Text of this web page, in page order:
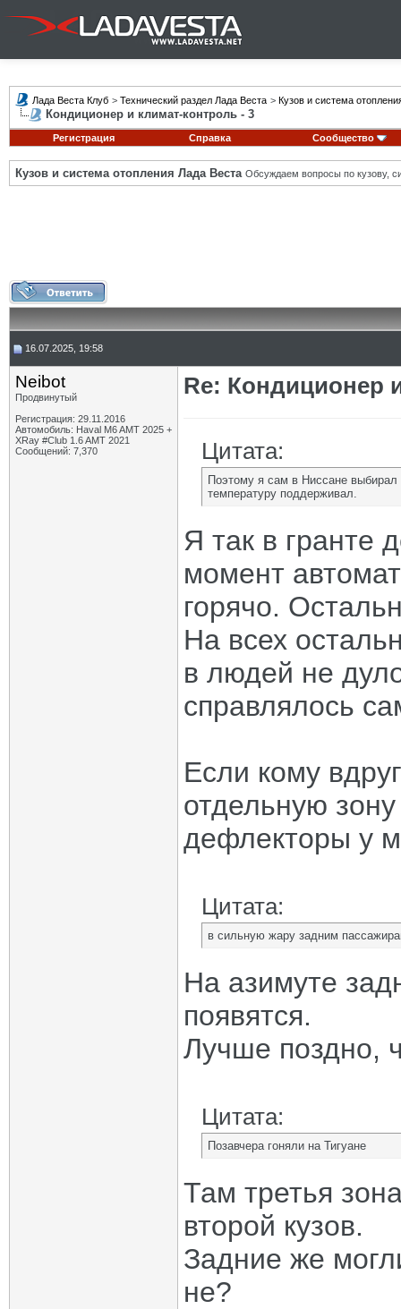
Лада Веста Клуб > Технический раздел Лада Веста > Кузов и система
Кондиционер и климат-контроль - 3
Регистрация Справка Сообщество
Кузов и система отопления Лада Веста Обсуждаем вопросы по кузову,
16.07.2025, 19:58
Neibot
Продвинутый
Регистрация: 29.11.2016
Автомобиль: Haval M6 AMT 2025 +
XRay #Club 1.6 AMT 2021
Сообщений: 7,370
Re: Кондиционер
Цитата:
Поэтому я сам в Ниссане выбирал
температуру поддерживал.
Я так в гранте
момент
горячо.
На всех
в людей не
справлялось
Если кому
отдельную
дефлекторы у
Цитата:
в сильную жару задним
На азимуте
появятся.
Лучше поздно,
Цитата:
Позавчера гоняли на Тигуане
Там третья
второй кузов.
Задние же
не?